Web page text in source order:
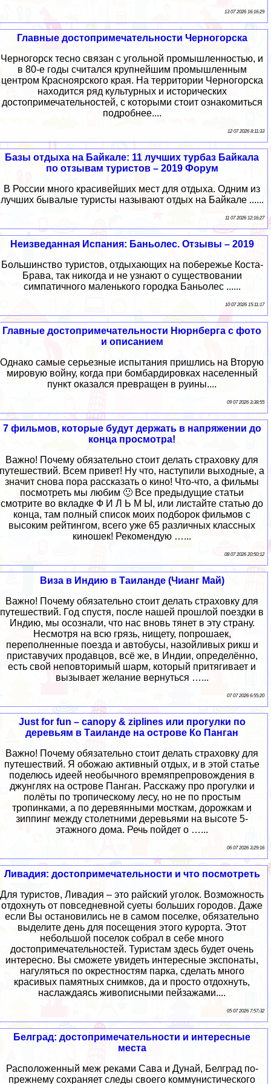
13 07 2026 16:16:29
Главные достопримечательности Черногорска
Черногорск тесно связан с угольной промышленностью, и
в 80-е годы считался крупнейшим промышленным
центром Красноярского края. На территории Черногорска
находится ряд культурных и исторических
достопримечательностей, с которыми стоит ознакомиться
подробнее....
12 07 2026 8:11:33
Базы отдыха на Байкале: 11 лучших турбаз Байкала
по отзывам туристов – 2019 Форум
В России много красивейших мест для отдыха. Одним из
лучших бывалые туристы называют отдых на Байкале ......
11 07 2026 12:16:27
Неизведанная Испания: Баньолес. Отзывы – 2019
Большинство туристов, отдыхающих на побережье Коста-
Брава, так никогда и не узнают о существовании
симпатичного маленького городка Баньолес ......
10 07 2026 15:11:17
Главные достопримечательности Нюрнберга с фото
и описанием
Однако самые серьезные испытания пришлись на Вторую
мировую войну, когда при бомбардировках населенный
пункт оказался превращен в руины....
09 07 2026 3:38:55
7 фильмов, которые будут держать в напряжении до
конца просмотра!
Важно! Почему обязательно стоит делать страховку для
путешествий. Всем привет! Ну что, наступили выходные, а
значит снова пора рассказать о кино! Что-что, а фильмы
посмотреть мы любим 🙂 Все предыдущие статьи
смотрите во вкладке Ф И Л Ь М Ы, или листайте статью до
конца, там полный список моих подборок фильмов с
высоким рейтингом, всего уже 65 различных классных
киношек! Рекомендую …...
08 07 2026 20:50:12
Виза в Индию в Таиланде (Чианг Май)
Важно! Почему обязательно стоит делать страховку для
путешествий. Год спустя, после нашей прошлой поездки в
Индию, мы осознали, что нас вновь тянет в эту страну.
Несмотря на всю грязь, нищету, попрошаек,
переполненные поезда и автобусы, назойливых рикш и
приставучих продавцов, всё же, в Индии, определённо,
есть свой неповторимый шарм, который притягивает и
вызывает желание вернуться …...
07 07 2026 6:55:20
Just for fun – canopy & ziplines или прогулки по
деревьям в Таиланде на острове Ко Панган
Важно! Почему обязательно стоит делать страховку для
путешествий. Я обожаю активный отдых, и в этой статье
поделюсь идеей необычного времяпрепровождения в
джунглях на острове Панган. Расскажу про прогулки и
полёты по тропическому лесу, но не по простым
тропинками, а по деревянными мосткам, дорожкам и
зиппинг между столетними деревьями на высоте 5-
этажного дома. Речь пойдет о …...
06 07 2026 3:29:16
Ливадия: достопримечательности и что посмотреть
Для туристов, Ливадия – это райский уголок. Возможность
отдохнуть от повседневной суеты больших городов. Даже
если Вы остановились не в самом поселке, обязательно
выделите день для посещения этого курорта. Этот
небольшой поселок собрал в себе много
достопримечательностей. Туристам здесь будет очень
интересно. Вы сможете увидеть интересные экспонаты,
нагуляться по окрестностям парка, сделать много
красивых памятных снимков, да и просто отдохнуть,
наслаждаясь живописными пейзажами....
05 07 2026 7:57:32
Белград: достопримечательности и интересные
места
Расположенный меж реками Сава и Дунай, Белград по-
прежнему сохраняет следы своего коммунистического